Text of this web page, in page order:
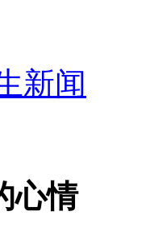
新闻
心情